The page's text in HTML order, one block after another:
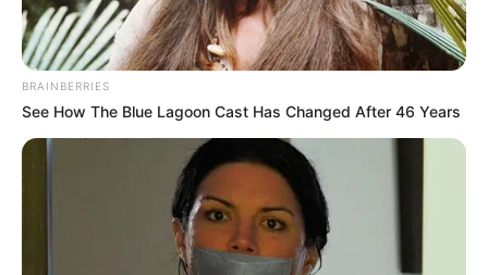
den ThemenRenaissance,Martin Luther, Reformation
und Schmalkaldischer Bund beherbergt.
Neue Hütte Schmalkalden
Erz mit Holzkohle zu Roheisen verhüttet
wurde.
Museum der deutschen
Versicherungswirtschaft in Gotha
BRAINBERRIES
See How The Blue Lagoon Cast Has Changed After 46 Years